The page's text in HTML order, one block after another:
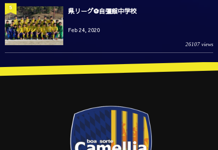
県リーグ⚽️自彊館中学校
Feb 24, 2020
26107 views
5